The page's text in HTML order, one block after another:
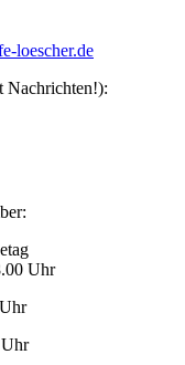
loescher.de
Nachrichten!):
Uhr